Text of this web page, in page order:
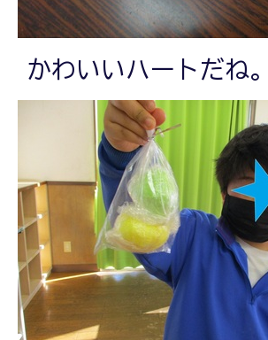
かわいいハートだね。